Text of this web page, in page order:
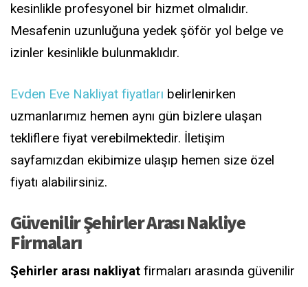
kesinlikle profesyonel bir hizmet olmalıdır.
Mesafenin uzunluğuna yedek şöför yol belge ve
izinler kesinlikle bulunmaklıdır.
Evden Eve Nakliyat fiyatları belirlenirken
uzmanlarımız hemen aynı gün bizlere ulaşan
tekliflere fiyat verebilmektedir. İletişim
sayfamızdan ekibimize ulaşıp hemen size özel
fiyatı alabilirsiniz.
Güvenilir Şehirler Arası Nakliye
Firmaları
Şehirler arası nakliyat firmaları arasında güvenilir